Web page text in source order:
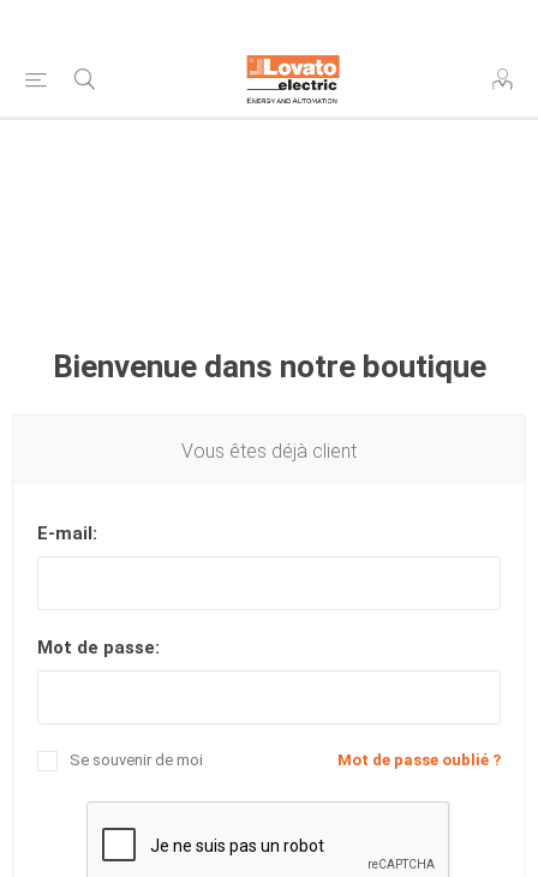
Bienvenue dans notre boutique
Vous êtes déjà client
E-mail:
Mot de passe:
Mot de passe oublié ?
Se souvenir de moi